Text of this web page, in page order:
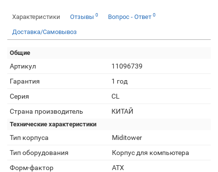
Характеристики Отзывы 0 Вопрос - Ответ 0
Доставка/Самовывоз
Общие
Артикул
11096739
Гарантия
1 год
Серия
CL
Страна производитель
КИТАЙ
Технические характеристики
Тип корпуса
Miditower
Тип оборудования
Корпус для компьютера
Форм-фактор
ATX